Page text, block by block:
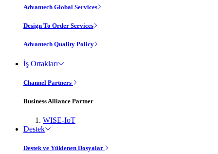
Advantech Global Services
Design To Order Services
Advantech Quality Policy
İş Ortakları
Channel Partners
Business Alliance Partner
WISE-IoT
Destek
Destek ve Yüklenen Dosyalar